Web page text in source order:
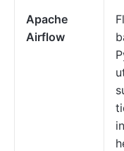
Apache
Airflow